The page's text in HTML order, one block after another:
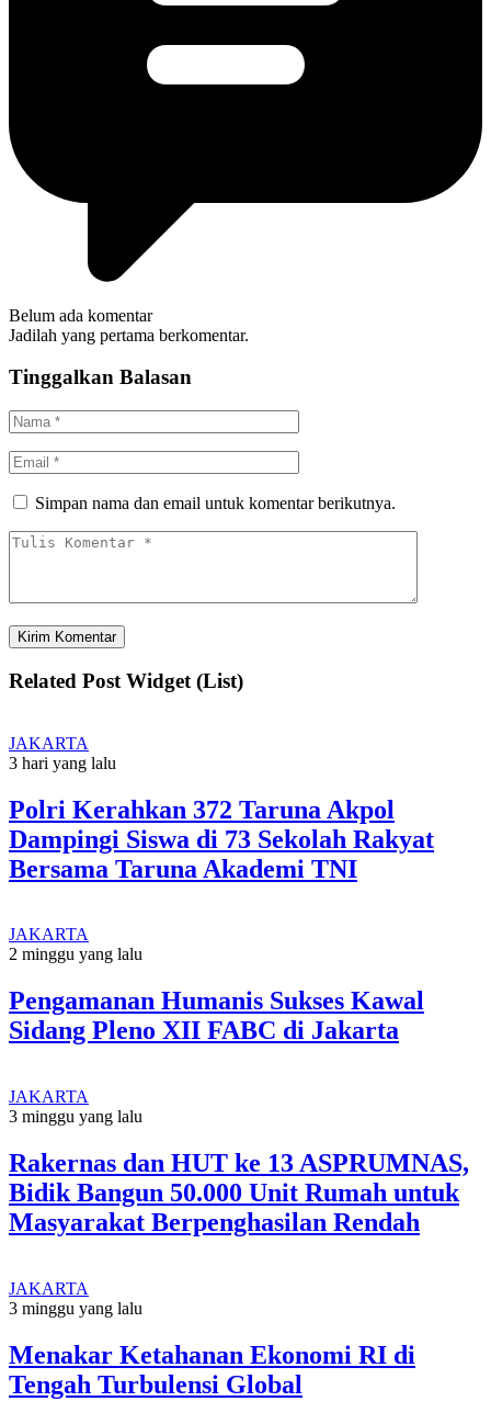
Belum ada komentar
Jadilah yang pertama berkomentar.
Tinggalkan Balasan
Simpan nama dan email untuk komentar berikutnya.
Related Post Widget (List)
JAKARTA
3 hari yang lalu
Polri Kerahkan 372 Taruna Akpol
Dampingi Siswa di 73 Sekolah Rakyat
Bersama Taruna Akademi TNI
JAKARTA
2 minggu yang lalu
Pengamanan Humanis Sukses Kawal
Sidang Pleno XII FABC di Jakarta
JAKARTA
3 minggu yang lalu
Rakernas dan HUT ke 13 ASPRUMNAS,
Bidik Bangun 50.000 Unit Rumah untuk
Masyarakat Berpenghasilan Rendah
JAKARTA
3 minggu yang lalu
Menakar Ketahanan Ekonomi RI di
Tengah Turbulensi Global